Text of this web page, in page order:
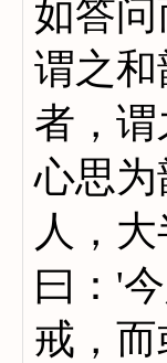
如答
谓之
者，
心思
人，
曰：'
戒，